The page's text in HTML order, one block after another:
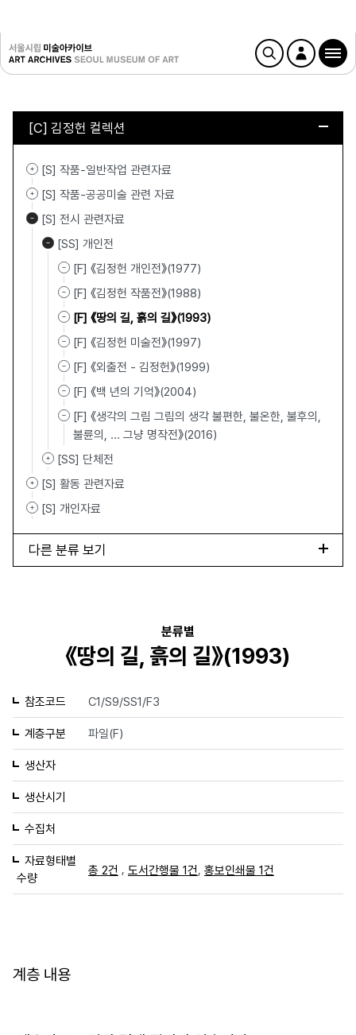
[C] 김정헌 컬렉션
[S] 작품-일반작업 관련자료
[S] 작품-공공미술 관련 자료
[S] 전시 관련자료
[SS] 개인전
[F] 《김정헌 개인전》(1977)
[F] 《김정헌 작품전》(1988)
[F] 《땅의 길, 흙의 길》(1993)
[F] 《김정헌 미술전》(1997)
[F] 《외출전 - 김정헌》(1999)
[F] 《백 년의 기억》(2004)
[F] 《생각의 그림 그림의 생각 불편한, 불온한, 불후의,
불륜의, ... 그냥 명작전》(2016)
[SS] 단체전
[S] 활동 관련자료
[S] 개인자료
다른 분류 보기
분류별
《땅의 길, 흙의 길》(1993)
참조코드 C1/S9/SS1/F3
계층구분 파일(F)
생산자
생산시기
수집처
자료형태별
수량
총 2건 , 도서간행물 1건 홍보인쇄물 1건
계층 내용